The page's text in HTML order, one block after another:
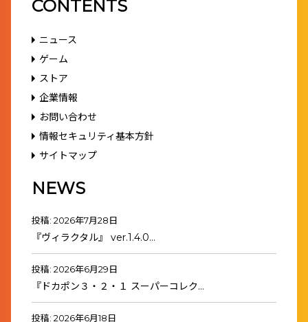
CONTENTS
ニュース
ゲーム
ストア
企業情報
お問い合わせ
情報セキュリティ基本方針
サイトマップ
NEWS
投稿: 2026年7月28日
『ヴィラクタル』 ver.1.4.0…
投稿: 2026年6月29日
『ドカポン３・２・１ スーパーコレク…
投稿: 2026年6月18日